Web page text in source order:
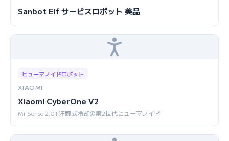
Sanbot Elf サービスロボット 美品
ヒューマノイドロボット
XIAOMI
Xiaomi CyberOne V2
Mi-Sense 2.0+汗腺式冷却の第2世代ヒューマノイド